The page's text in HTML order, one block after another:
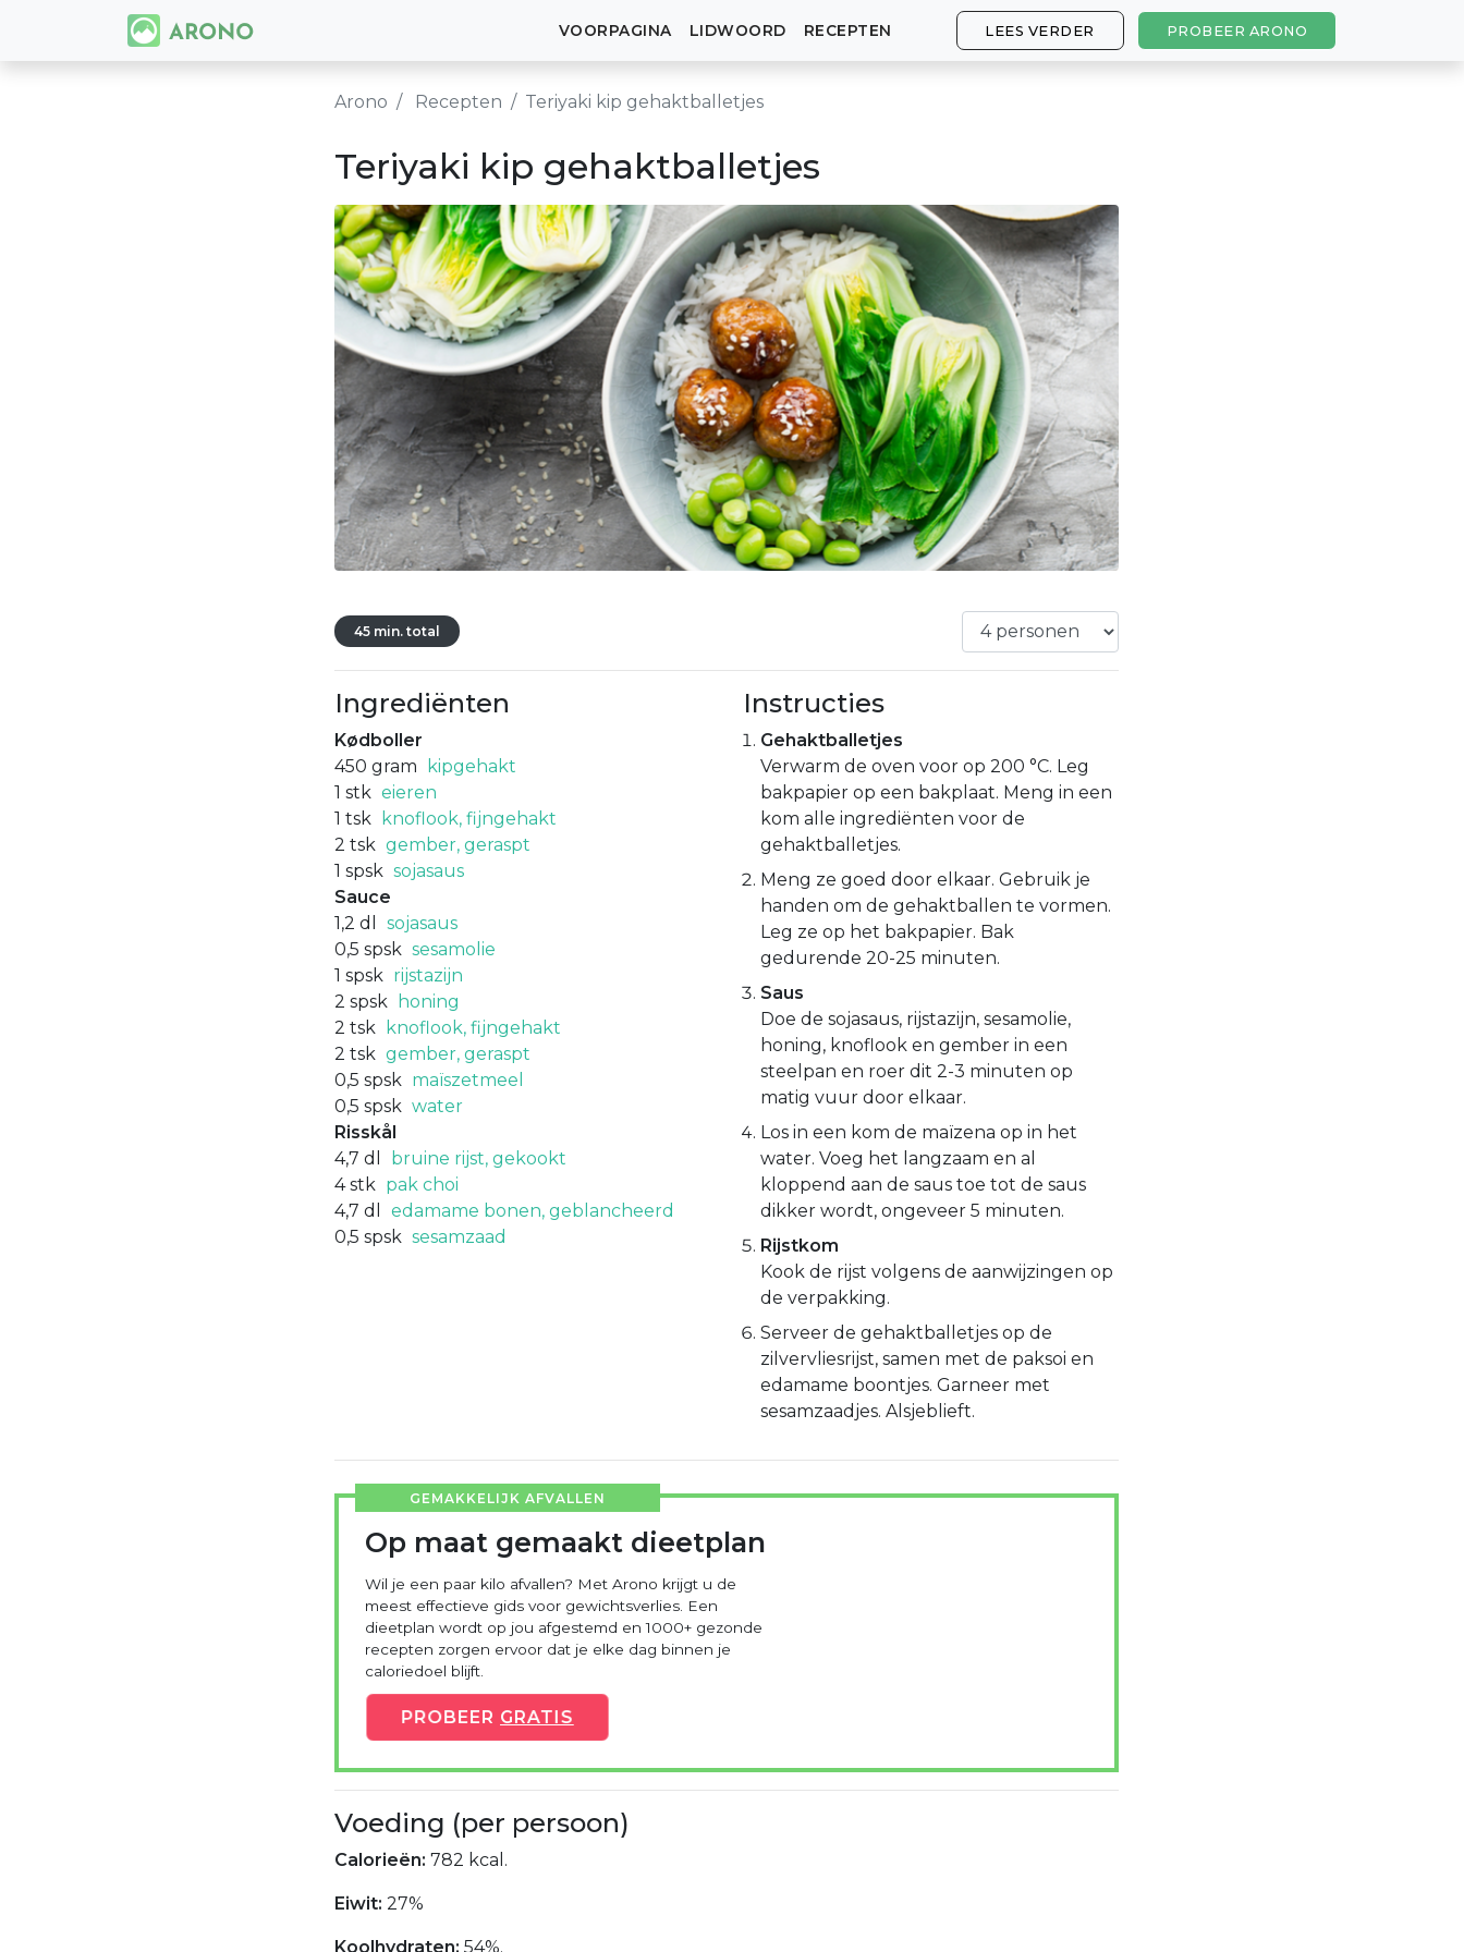
VOORPAGINA LIDWOORD RECEPTEN LEES VERDER PROBEER ARONO
Arono Recepten Teriyaki kip gehaktballetjes
Teriyaki kip gehaktballetjes
45 min. total
Ingrediënten
Kødboller
450 gram
kipgehakt
1 stk eieren
1 tsk
knoflook, fijngehakt
2 tsk gember, geraspt
1 spsk sojasaus
Sauce
1,2 dl
sojasaus
0,5 spsk sesamolie
1 spsk rijstazijn
2 spsk
honing
2 tsk
knoflook, fijngehakt
2 tsk gember, geraspt
0,5 spsk maïszetmeel
0,5 spsk water
Risskål
4,7 dl
bruine rijst, gekookt
4 stk pak choi
4,7 dl
edamame bonen, geblancheerd
0,5 spsk sesamzaad
Instructies
Gehaktballetjes
Verwarm de oven voor op 200 °C. Leg
bakpapier op een bakplaat. Meng in een
kom alle ingrediënten voor de
gehaktballetjes.
Meng ze goed door elkaar. Gebruik je
handen om de gehaktballen te vormen.
Leg ze op het bakpapier. Bak
gedurende 20-25 minuten.
Saus
Doe de sojasaus, rijstazijn, sesamolie,
honing, knoflook en gember in een
steelpan en roer dit 2-3 minuten op
matig vuur door elkaar.
Los in een kom de maïzena op in het
water. Voeg het langzaam en al
kloppend aan de saus toe tot de saus
dikker wordt, ongeveer 5 minuten.
Rijstkom
Kook de rijst volgens de aanwijzingen op
de verpakking.
Serveer de gehaktballetjes op de
zilvervliesrijst, samen met de paksoi en
edamame boontjes. Garneer met
sesamzaadjes. Alsjeblieft.
GEMAKKELIJK AFVALLEN
Op maat gemaakt dieetplan
Wil je een paar kilo afvallen? Met Arono krijgt u de
meest effectieve gids voor gewichtsverlies. Een
dieetplan wordt op jou afgestemd en 1000+ gezonde
recepten zorgen ervoor dat je elke dag binnen je
caloriedoel blijft.
PROBEER GRATIS
Voeding (per persoon)
Calorieën: 782 kcal.
Eiwit: 27%
Koolhydraten: 54%.